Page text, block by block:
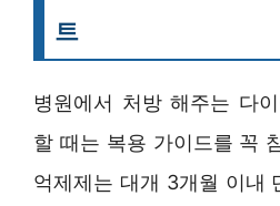
트
병원에서 처방 해주는 다
할 때는 복용 가이드를 꼭
억제제는 대개 3개월 이내